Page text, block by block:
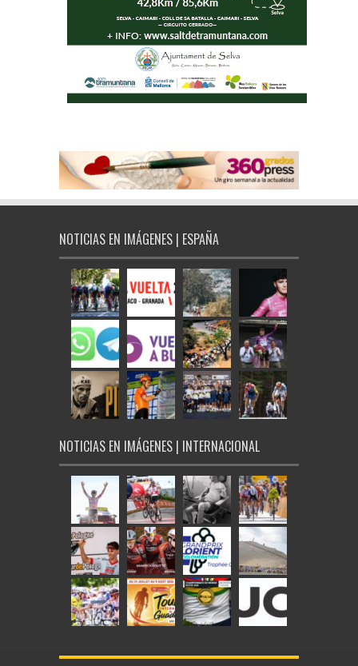
NOTICIAS EN IMÁGENES | ESPAÑA
NOTICIAS EN IMÁGENES | INTERNACIONAL